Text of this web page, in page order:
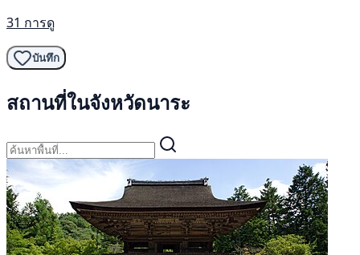
31 การดู
บันทึก
สถานที่ในจังหวัดนาระ